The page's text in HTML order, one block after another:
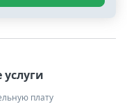
плату